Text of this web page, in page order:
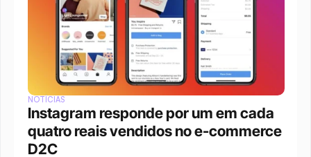
NOTÍCIAS
Instagram responde por um em cada
quatro reais vendidos no e-commerce
D2C